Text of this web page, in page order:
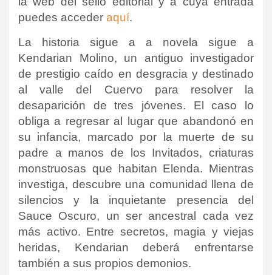
puedes acceder aquí.
La historia sigue a a novela sigue a
Kendarian Molino, un antiguo investigador
de prestigio caído en desgracia y destinado
al valle del Cuervo para resolver la
desaparición de tres jóvenes. El caso lo
obliga a regresar al lugar que abandonó en
su infancia, marcado por la muerte de su
padre a manos de los Invitados, criaturas
monstruosas que habitan Elenda. Mientras
investiga, descubre una comunidad llena de
silencios y la inquietante presencia del
Sauce Oscuro, un ser ancestral cada vez
más activo. Entre secretos, magia y viejas
heridas, Kendarian deberá enfrentarse
también a sus propios demonios.